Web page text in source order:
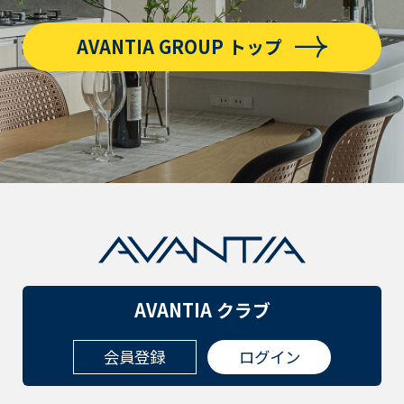
AVANTIA GROUP トップ
AVANTIA クラブ
会員登録 ログイン